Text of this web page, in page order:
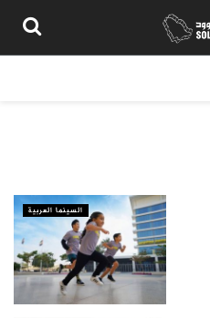
السينما العربية